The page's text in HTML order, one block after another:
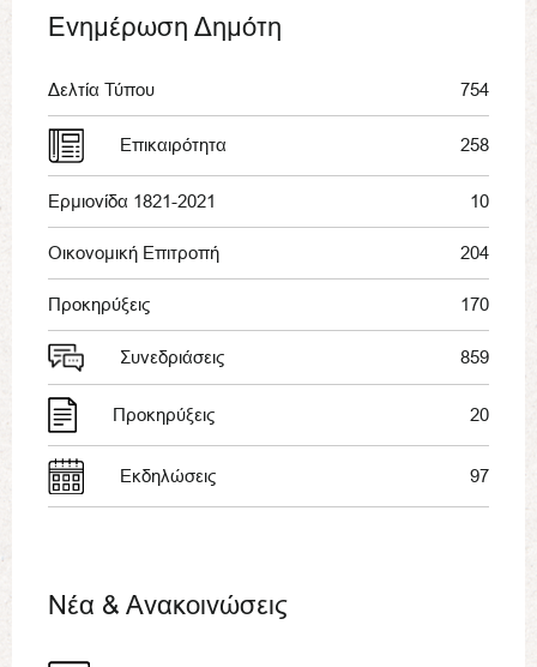
Ενημέρωση Δημότη
Δελτία Τύπου 754
Επικαιρότητα 258
Ερμιονίδα 1821-2021 10
Οικονομική Επιτροπή 204
Προκηρύξεις 170
Συνεδριάσεις 859
Προκηρύξεις 20
Εκδηλώσεις 97
Νέα & Ανακοινώσεις